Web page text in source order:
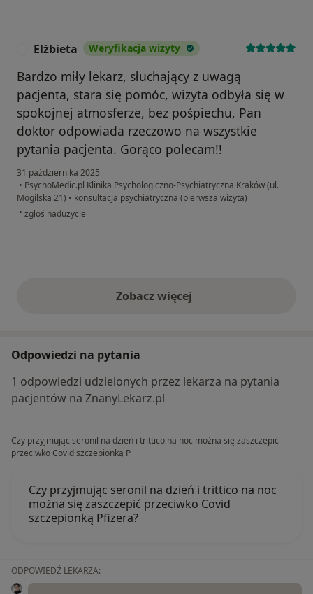
Elżbieta Weryfikacja wizyty
Bardzo miły lekarz, słuchający z uwagą
pacjenta, stara się pomóc, wizyta odbyła się w
spokojnej atmosferze, bez pośpiechu, Pan
doktor odpowiada rzeczowo na wszystkie
pytania pacjenta. Gorąco polecam!!
31 października 2025
• PsychoMedic.pl Klinika Psychologiczno-Psychiatryczna Kraków (ul.
Mogilska 21) • konsultacja psychiatryczna (pierwsza wizyta)
• w opinii użytkownika Elżbieta
zgłoś nadużycie
Zobacz więcejopinie powyżej
Odpowiedzi na pytania
1 odpowiedzi udzielonych przez lekarza na pytania
pacjentów na ZnanyLekarz.pl
Czy przyjmując seronil na dzień i trittico na noc można się zaszczepić
przeciwko Covid szczepionką P
Czy przyjmując seronil na dzień i trittico na noc
można się zaszczepić przeciwko Covid
szczepionką Pfizera?
ODPOWIEDŹ LEKARZA: